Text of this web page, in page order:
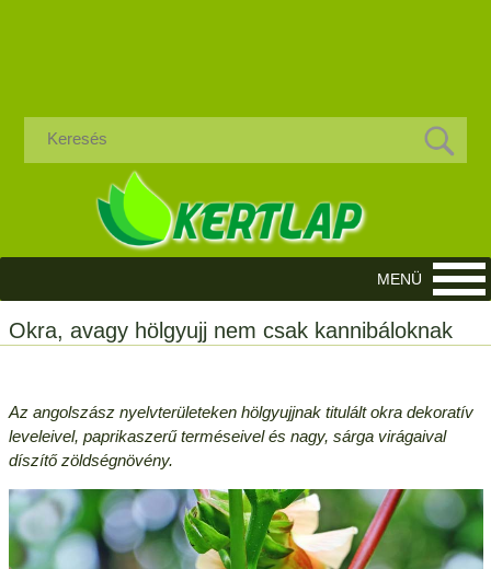
Okra, avagy hölgyujj nem csak kannibáloknak
Az angolszász nyelvterületeken hölgyujjnak titulált okra dekoratív
leveleivel, paprikaszerű terméseivel és nagy, sárga virágaival
díszítő zöldségnövény.